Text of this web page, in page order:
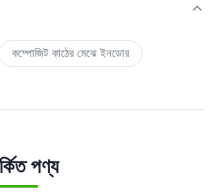
কম্পোজিট কাঠের মেঝে ইনডোর
পণ্য